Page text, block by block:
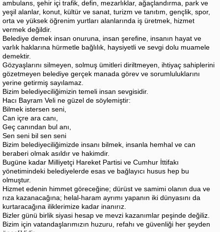
ambulans, şehir içi trafik, defin, mezarlıklar, ağaçlandırma, park ve
yeşil alanlar, konut, kültür ve sanat, turizm ve tanıtım, gençlik, spor,
orta ve yüksek öğrenim yurtları alanlarında iş üretmek, hizmet
vermek değildir.
Belediye demek insan onuruna, insan şerefine, insanın hayat ve
varlık haklarına hürmetle bağlılık, haysiyetli ve sevgi dolu muamele
demektir.
Gözyaşlarını silmeyen, solmuş ümitleri diriltmeyen, ihtiyaç sahiplerini
gözetmeyen belediye gerçek manada görev ve sorumluluklarını
yerine getirmiş sayılamaz.
Bizim belediyeciliğimizin temeli insan sevgisidir.
Hacı Bayram Veli ne güzel de söylemiştir:
Bilmek istersen seni,
Can içre ara canı,
Geç canından bul anı,
Sen seni bil sen seni
Bizim belediyeciliğimizde insanı bilmek, insanla hemhal ve can
beraberi olmak asıldır ve hakimdir.
Bugüne kadar Milliyetçi Hareket Partisi ve Cumhur İttifakı
yönetimindeki belediyelerde esas ve bağlayıcı husus hep bu
olmuştur.
Hizmet edenin himmet göreceğine; dürüst ve samimi olanın dua ve
rıza kazanacağına; helal-haram ayrımı yapanın iki dünyasını da
kurtaracağına iliklerimize kadar inanırız.
Bizler günü birlik siyasi hesap ve mevzi kazanımlar peşinde değiliz.
Bizim için vatandaşlarımızın huzuru, refahı ve güvenliği her şeyden